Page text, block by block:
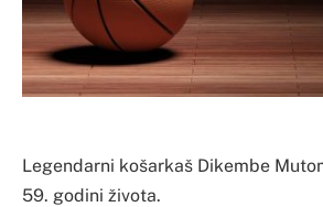
Legendarni košarkaš Dikembe
59. godini života.